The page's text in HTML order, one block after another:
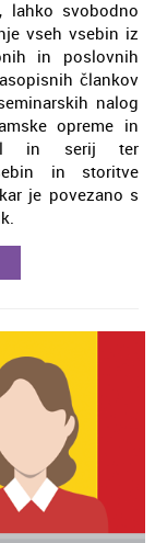
lahko svobodno
vseh vsebin iz
in poslovnih
člankov
nalog
opreme in
in serij ter
in storitve
je povezano s